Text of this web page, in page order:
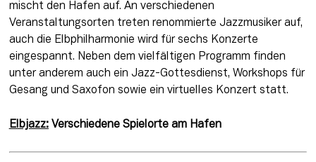
mischt den Hafen auf. An verschiedenen
Veranstaltungsorten treten renommierte Jazzmusiker auf,
auch die Elbphilharmonie wird für sechs Konzerte
eingespannt. Neben dem vielfältigen Programm finden
unter anderem auch ein Jazz-Gottesdienst, Workshops für
Gesang und Saxofon sowie ein virtuelles Konzert statt.
Elbjazz: Verschiedene Spielorte am Hafen